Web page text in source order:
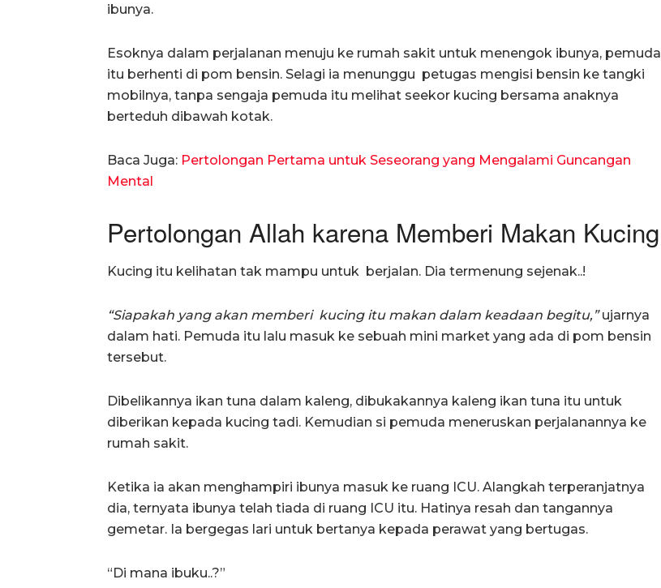
ibunya.
Esoknya dalam perjalanan menuju ke rumah sakit untuk menengok ibunya, pemuda
itu berhenti di pom bensin. Selagi ia menunggu petugas mengisi bensin ke tangki
mobilnya, tanpa sengaja pemuda itu melihat seekor kucing bersama anaknya
berteduh dibawah kotak.
Baca Juga: Pertolongan Pertama untuk Seseorang yang Mengalami Guncangan
Mental
Pertolongan Allah karena Memberi Makan Kucing
Kucing itu kelihatan tak mampu untuk berjalan. Dia termenung sejenak..!
“Siapakah yang akan memberi kucing itu makan dalam keadaan begitu,”ujarnya
dalam hati. Pemuda itu lalu masuk ke sebuah mini market yang ada di pom bensin
tersebut.
Dibelikannya ikan tuna dalam kaleng, dibukakannya kaleng ikan tuna itu untuk
diberikan kepada kucing tadi. Kemudian si pemuda meneruskan perjalanannya ke
rumah sakit.
Ketika ia akan menghampiri ibunya masuk ke ruang ICU. Alangkah terperanjatnya
dia, ternyata ibunya telah tiada di ruang ICU itu. Hatinya resah dan tangannya
gemetar. Ia bergegas lari untuk bertanya kepada perawat yang bertugas.
“Di mana ibuku..?”